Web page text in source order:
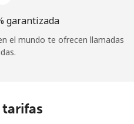
garantizada
el mundo te ofrecen llamadas